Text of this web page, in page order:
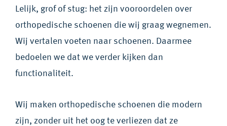
Lelijk, grof of stug: het zijn vooroordelen over
orthopedische schoenen die wij graag wegnemen.
Wij vertalen voeten naar schoenen. Daarmee
bedoelen we dat we verder kijken dan
functionaliteit.
Wij maken orthopedische schoenen die modern
zijn, zonder uit het oog te verliezen dat ze